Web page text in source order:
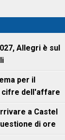
Allegri è sul
per il
cifre dell'affare
a Castel
di ore